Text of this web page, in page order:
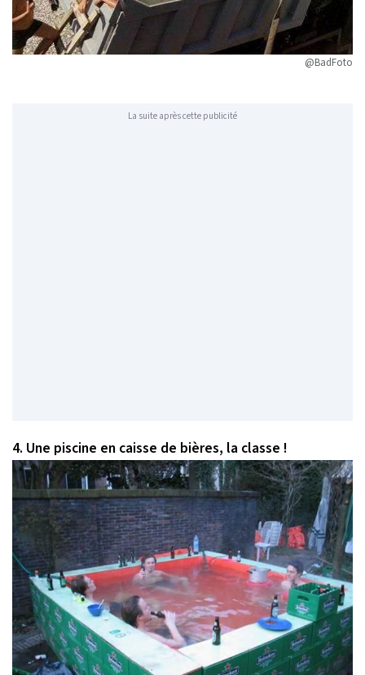
@BadFoto
La suite après cette publicité
4. Une piscine en caisse de bières, la classe !